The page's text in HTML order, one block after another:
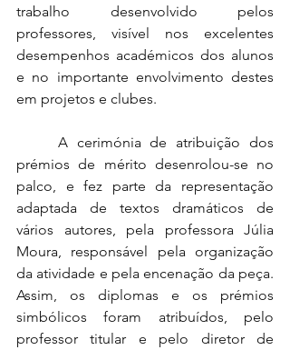
trabalho desenvolvido pelos
professores, visível nos excelentes
desempenhos académicos dos alunos
e no importante envolvimento destes
em projetos e clubes.
prémios de mérito desenrolou-se no
palco, e fez parte da representação
adaptada de textos dramáticos de
vários autores, pela professora Júlia
Moura, responsável pela organização
da atividade e pela encenação da peça.
Assim, os diplomas e os prémios
simbólicos foram atribuídos, pelo
professor titular e pelo diretor de